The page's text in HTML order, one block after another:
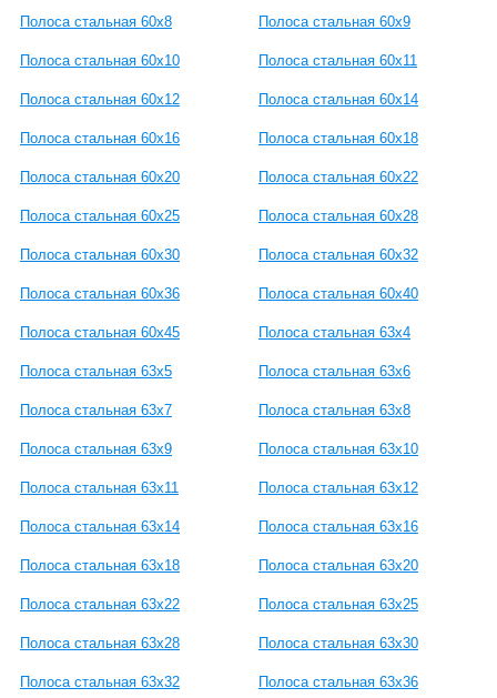
Полоса стальная 60x8 Полоса стальная 60x9
Полоса стальная 60x10 Полоса стальная 60x11
Полоса стальная 60x12 Полоса стальная 60x14
Полоса стальная 60x16 Полоса стальная 60x18
Полоса стальная 60x20 Полоса стальная 60x22
Полоса стальная 60x25 Полоса стальная 60x28
Полоса стальная 60x30 Полоса стальная 60x32
Полоса стальная 60x36 Полоса стальная 60x40
Полоса стальная 60x45 Полоса стальная 63x4
Полоса стальная 63x5 Полоса стальная 63x6
Полоса стальная 63x7 Полоса стальная 63x8
Полоса стальная 63x9 Полоса стальная 63x10
Полоса стальная 63x11 Полоса стальная 63x12
Полоса стальная 63x14 Полоса стальная 63x16
Полоса стальная 63x18 Полоса стальная 63x20
Полоса стальная 63x22 Полоса стальная 63x25
Полоса стальная 63x28 Полоса стальная 63x30
Полоса стальная 63x32 Полоса стальная 63x36